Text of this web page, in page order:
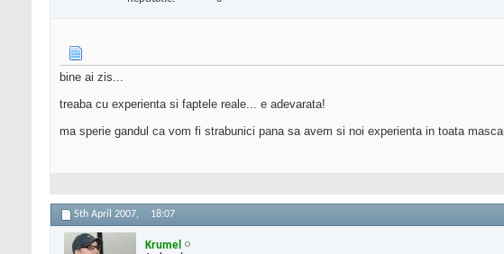
bine ai zis...
treaba cu experienta si faptele reale... e adevarata!
ma sperie gandul ca vom fi strabunici pana sa avem si noi experienta in toata
5th April 2007, 18:07
Krumel